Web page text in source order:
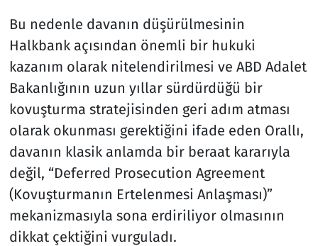
Bu nedenle davanın düşürülmesinin
Halkbank açısından önemli bir hukuki
kazanım olarak nitelendirilmesi ve ABD Adalet
Bakanlığının uzun yıllar sürdürdüğü bir
kovuşturma stratejisinden geri adım atması
olarak okunması gerektiğini ifade eden Orallı,
davanın klasik anlamda bir beraat kararıyla
değil, “Deferred Prosecution Agreement
(Kovuşturmanın Ertelenmesi Anlaşması)”
mekanizmasıyla sona erdiriliyor olmasının
dikkat çektiğini vurguladı.